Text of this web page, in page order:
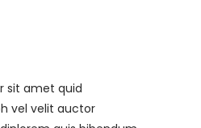
sit amet quid
vel velit auctor